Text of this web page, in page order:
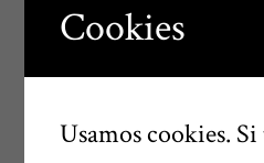
Cookies
Usamos cookies.